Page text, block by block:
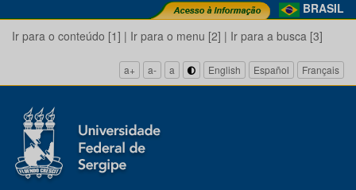
BRASIL
Ir para o conteúdo [1] | Ir para o menu [2] | Ir para a busca [3]
a+ a- a English Español Français